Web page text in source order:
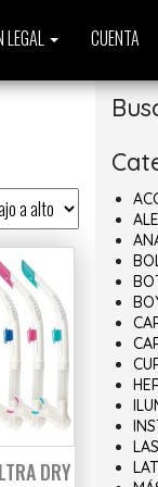
LEGAL CUENTA
DRY